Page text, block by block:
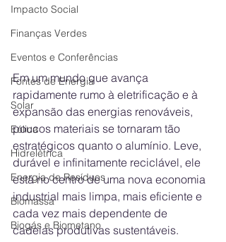
Impacto Social
Finanças Verdes
Eventos e Conferências
Fontes de Energia
Solar
Eólica
Hidrelétrica
Energia de Resíduos
Biomassa
Biogás e Biometano
Em um mundo que avança
rapidamente rumo à eletrificação e à
expansão das energias renováveis,
poucos materiais se tornaram tão
estratégicos quanto o alumínio. Leve,
durável e infinitamente reciclável, ele
está no centro de uma nova economia
industrial mais limpa, mais eficiente e
cada vez mais dependente de
cadeias produtivas sustentáveis.